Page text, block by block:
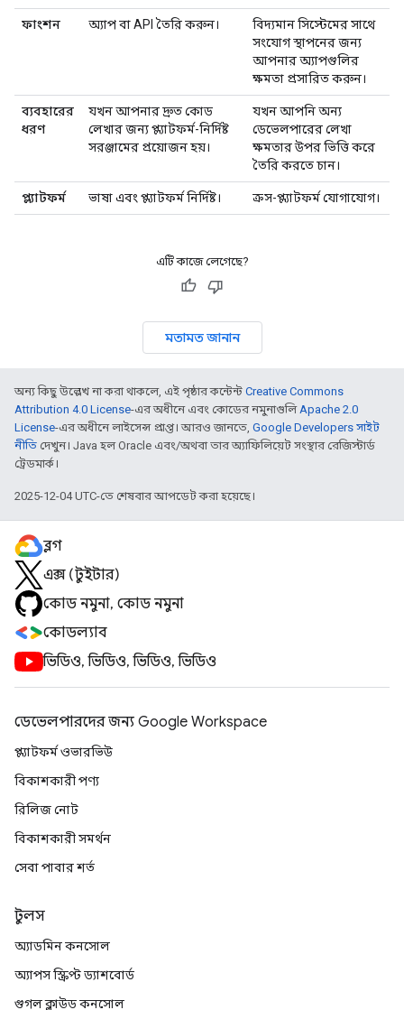
ফাংশন অ্যাপ বা API তৈরি করুন।
বিদ্যমান সিস্টেমের সাথে
সংযোগ স্থাপনের জন্য
আপনার অ্যাপগুলির
ক্ষমতা প্রসারিত করুন।
ব্যবহারের
ধরণ
যখন আপনার দ্রুত কোড
লেখার জন্য প্ল্যাটফর্ম-নির্দিষ্ট
সরঞ্জামের প্রয়োজন হয়।
যখন আপনি অন্য
ডেভেলপারের লেখা
ক্ষমতার উপর ভিত্তি করে
তৈরি করতে চান।
প্ল্যাটফর্ম ভাষা এবং প্ল্যাটফর্ম নির্দিষ্ট। ক্রস-প্ল্যাটফর্ম যোগাযোগ।
এটি কাজে লেগেছে?
মতামত জানান
অন্য কিছু উল্লেখ না করা থাকলে, এই পৃষ্ঠার কন্টেন্ট Creative Commons
Attribution 4.0 License-এর অধীনে এবং কোডের নমুনাগুলি Apache 2.0
License-এর অধীনে লাইসেন্স প্রাপ্ত। আরও জানতে, Google Developers সাইট
নীতি দেখুন। Java হল Oracle এবং/অথবা তার অ্যাফিলিয়েট সংস্থার রেজিস্টার্ড
ট্রেডমার্ক।
2025-12-04 UTC-তে শেষবার আপডেট করা হয়েছে।
ব্লগ
এক্স (টুইটার)
কোড নমুনা, কোড নমুনা
কোডল্যাব
ভিডিও, ভিডিও, ভিডিও, ভিডিও
ডেভেলপারদের জন্য Google Workspace
প্ল্যাটফর্ম ওভারভিউ
বিকাশকারী পণ্য
রিলিজ নোট
বিকাশকারী সমর্থন
সেবা পাবার শর্ত
টুলস
অ্যাডমিন কনসোল
অ্যাপস স্ক্রিপ্ট ড্যাশবোর্ড
গুগল ক্লাউড কনসোল